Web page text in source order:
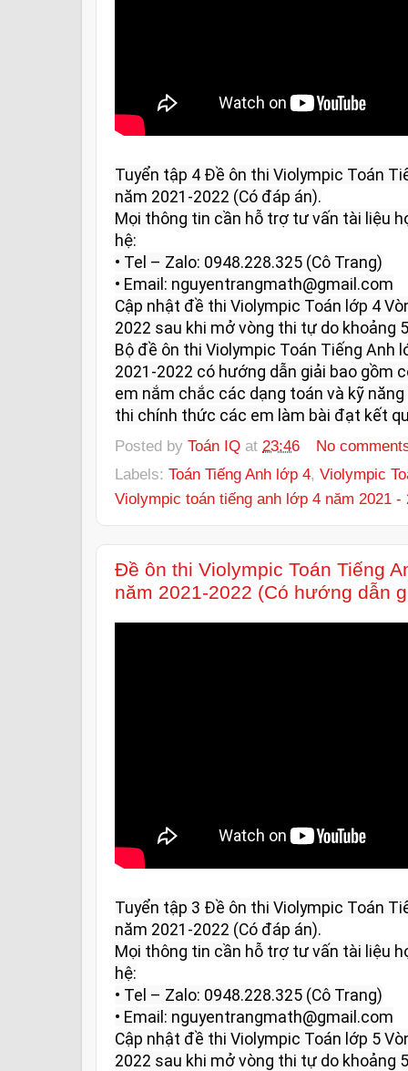
Tuyển tập 4 Đề ôn thi Violympic Toán
năm 2021-2022 (Có đáp án).
Mọi thông tin cần hỗ trợ tư vấn tài liệu
hệ:
• Tel – Zalo: 0948.228.325 (Cô Trang)
• Email: nguyentrangmath@gmail.com
Cập nhật đề thi Violympic Toán lớp 4
2022 sau khi mở vòng thi tự do khoảng
Bộ đề ôn thi Violympic Toán Tiếng Anh
2021-2022 có hướng dẫn giải bao gồm
em nắm chắc các dạng toán và kỹ
thi chính thức các em làm bài đạt kết
Posted by Toán IQ at 23:46
No
Labels: Toán Tiếng Anh lớp 4, Violympic
Violympic toán tiếng anh lớp 4 năm 2021 -
Đề ôn thi Violympic Toán Tiếng
năm 2021-2022 (Có hướng dẫn
Tuyển tập 3 Đề ôn thi Violympic Toán
năm 2021-2022 (Có đáp án).
Mọi thông tin cần hỗ trợ tư vấn tài liệu
hệ:
• Tel – Zalo: 0948.228.325 (Cô Trang)
• Email: nguyentrangmath@gmail.com
Cập nhật đề thi Violympic Toán lớp 5
2022 sau khi mở vòng thi tự do khoảng